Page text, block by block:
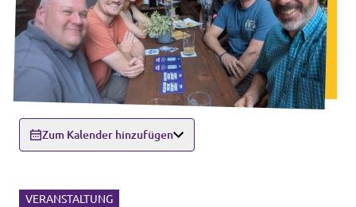
Zum Kalender hinzufügen
VERANSTALTUNG